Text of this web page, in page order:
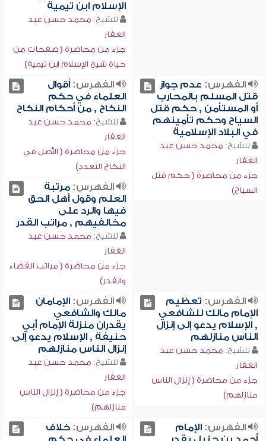
الإسلام ابن تيمية
للشيخ: محمد حسن عبد
الغفار
جزء من محاضرة ( صفحات من
حياة شيخ الإسلام ابن تيمية)
الفهرس: عدم جواز
قتل المسلم بالمحارب
أو المستأمن , حكم قتل
السياح وحكم تأمينهم
في البلاد الإسلامية
للشيخ: محمد حسن عبد
الغفار
جزء من محاضرة ( حكم قتل
السياح)
الفهرس:أقوال
العلماء في حكم
النكاح , من أحكام النكاح
للشيخ: محمد حسن عبد
الغفار
جزء من محاضرة ( الأصل في
النكاح التعدد)
الفهرس:مرتبة
العلم وقول أهل الحق
فيها والرد على
مخالفيهم , مراتب القدر
للشيخ: محمد حسن عبد
الغفار
جزء من محاضرة ( مراتب القضاء
والقدر)
الفهرس: تعظيم
الإمام مالك للشافعي
, الإسلام يدعو إلى إنزال
الناس منازلهم
للشيخ: محمد حسن عبد
الغفار
جزء من محاضرة ( إنزال الناس
منازلهم)
الفهرس:الإمامان
مالك والشافعي
يقدران منزلة الإمام أبي
حنيفة , الإسلام يدعو إلى
إنزال الناس منازلهم
للشيخ: محمد حسن عبد
الغفار
جزء من محاضرة ( إنزال الناس
منازلهم)
الفهرس:الإمام
الفهرس:خلاف